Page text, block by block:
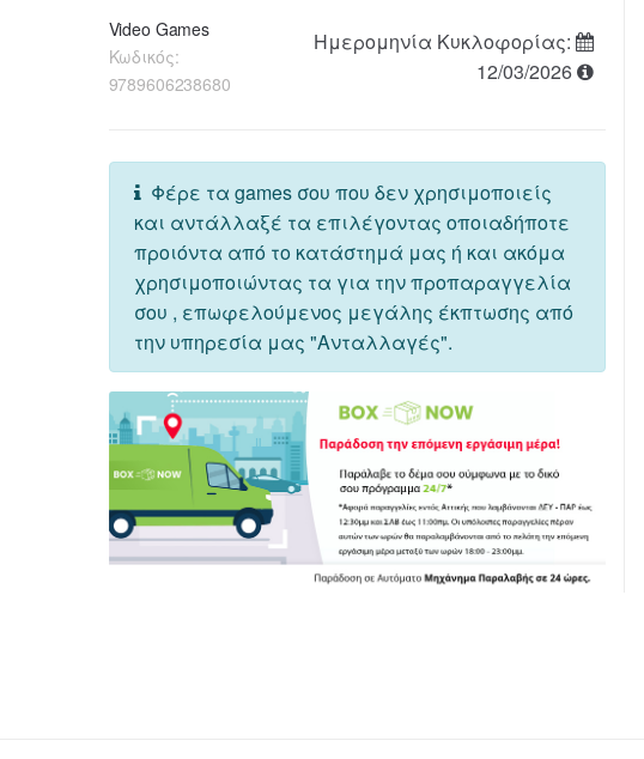
Video Games
Κωδικός:
9789606238680
Ημερομηνία Κυκλοφορίας:
12/03/2026
Φέρε τα games σου που δεν χρησιμοποιείς
και αντάλλαξέ τα επιλέγοντας οποιαδήποτε
προιόντα από το κατάστημά μας ή και ακόμα
χρησιμοποιώντας τα για την προπαραγγελία
σου , επωφελούμενος μεγάλης έκπτωσης από
την υπηρεσία μας "Ανταλλαγές".